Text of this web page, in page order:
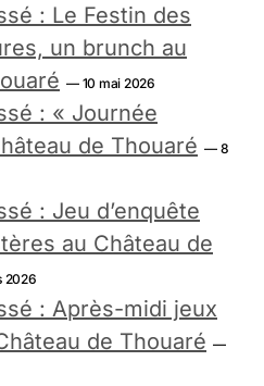
: Le Festin des
un brunch au
— 10 mai 2026
: « Journée
de Thouaré — 8
: Jeu d’enquête
au Château de
2026
: Après-midi jeux
de Thouaré —